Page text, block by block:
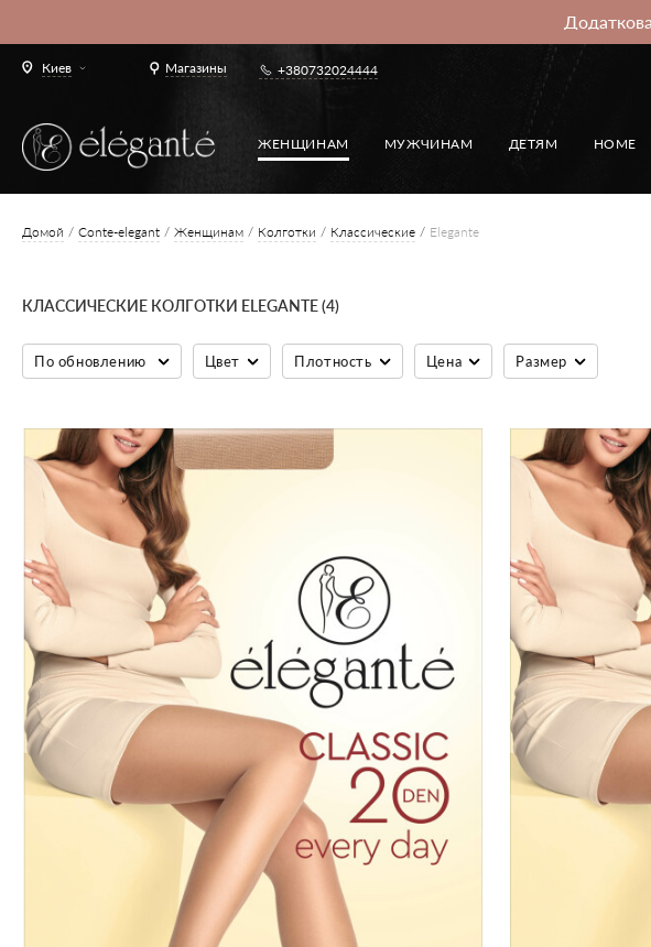
Киев Магазины +380732024444
ЖЕНЩИНАМ МУЖЧИНАМ ДЕТЯМ HOME
Домой Conte-elegant Женщинам Колготки Классические Elegante
КЛАССИЧЕСКИЕ КОЛГОТКИ ELEGANTE (4)
По обновлению Цвет Плотность Цена Размер